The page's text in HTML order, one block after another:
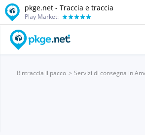
pkge.net - Traccia e traccia
Play Market:
Rintraccia il pacco Servizi di consegna in